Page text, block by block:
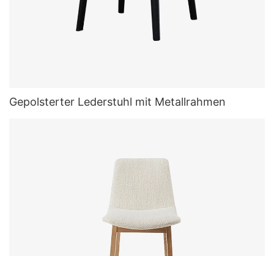
Gepolsterter Lederstuhl mit Metallrahmen